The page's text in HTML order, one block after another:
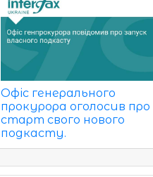
Офіс генерального
прокурора оголосив про
старт свого нового
подкасту.